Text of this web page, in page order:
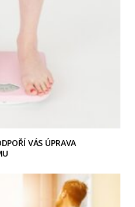
VÁS ÚPRAVA